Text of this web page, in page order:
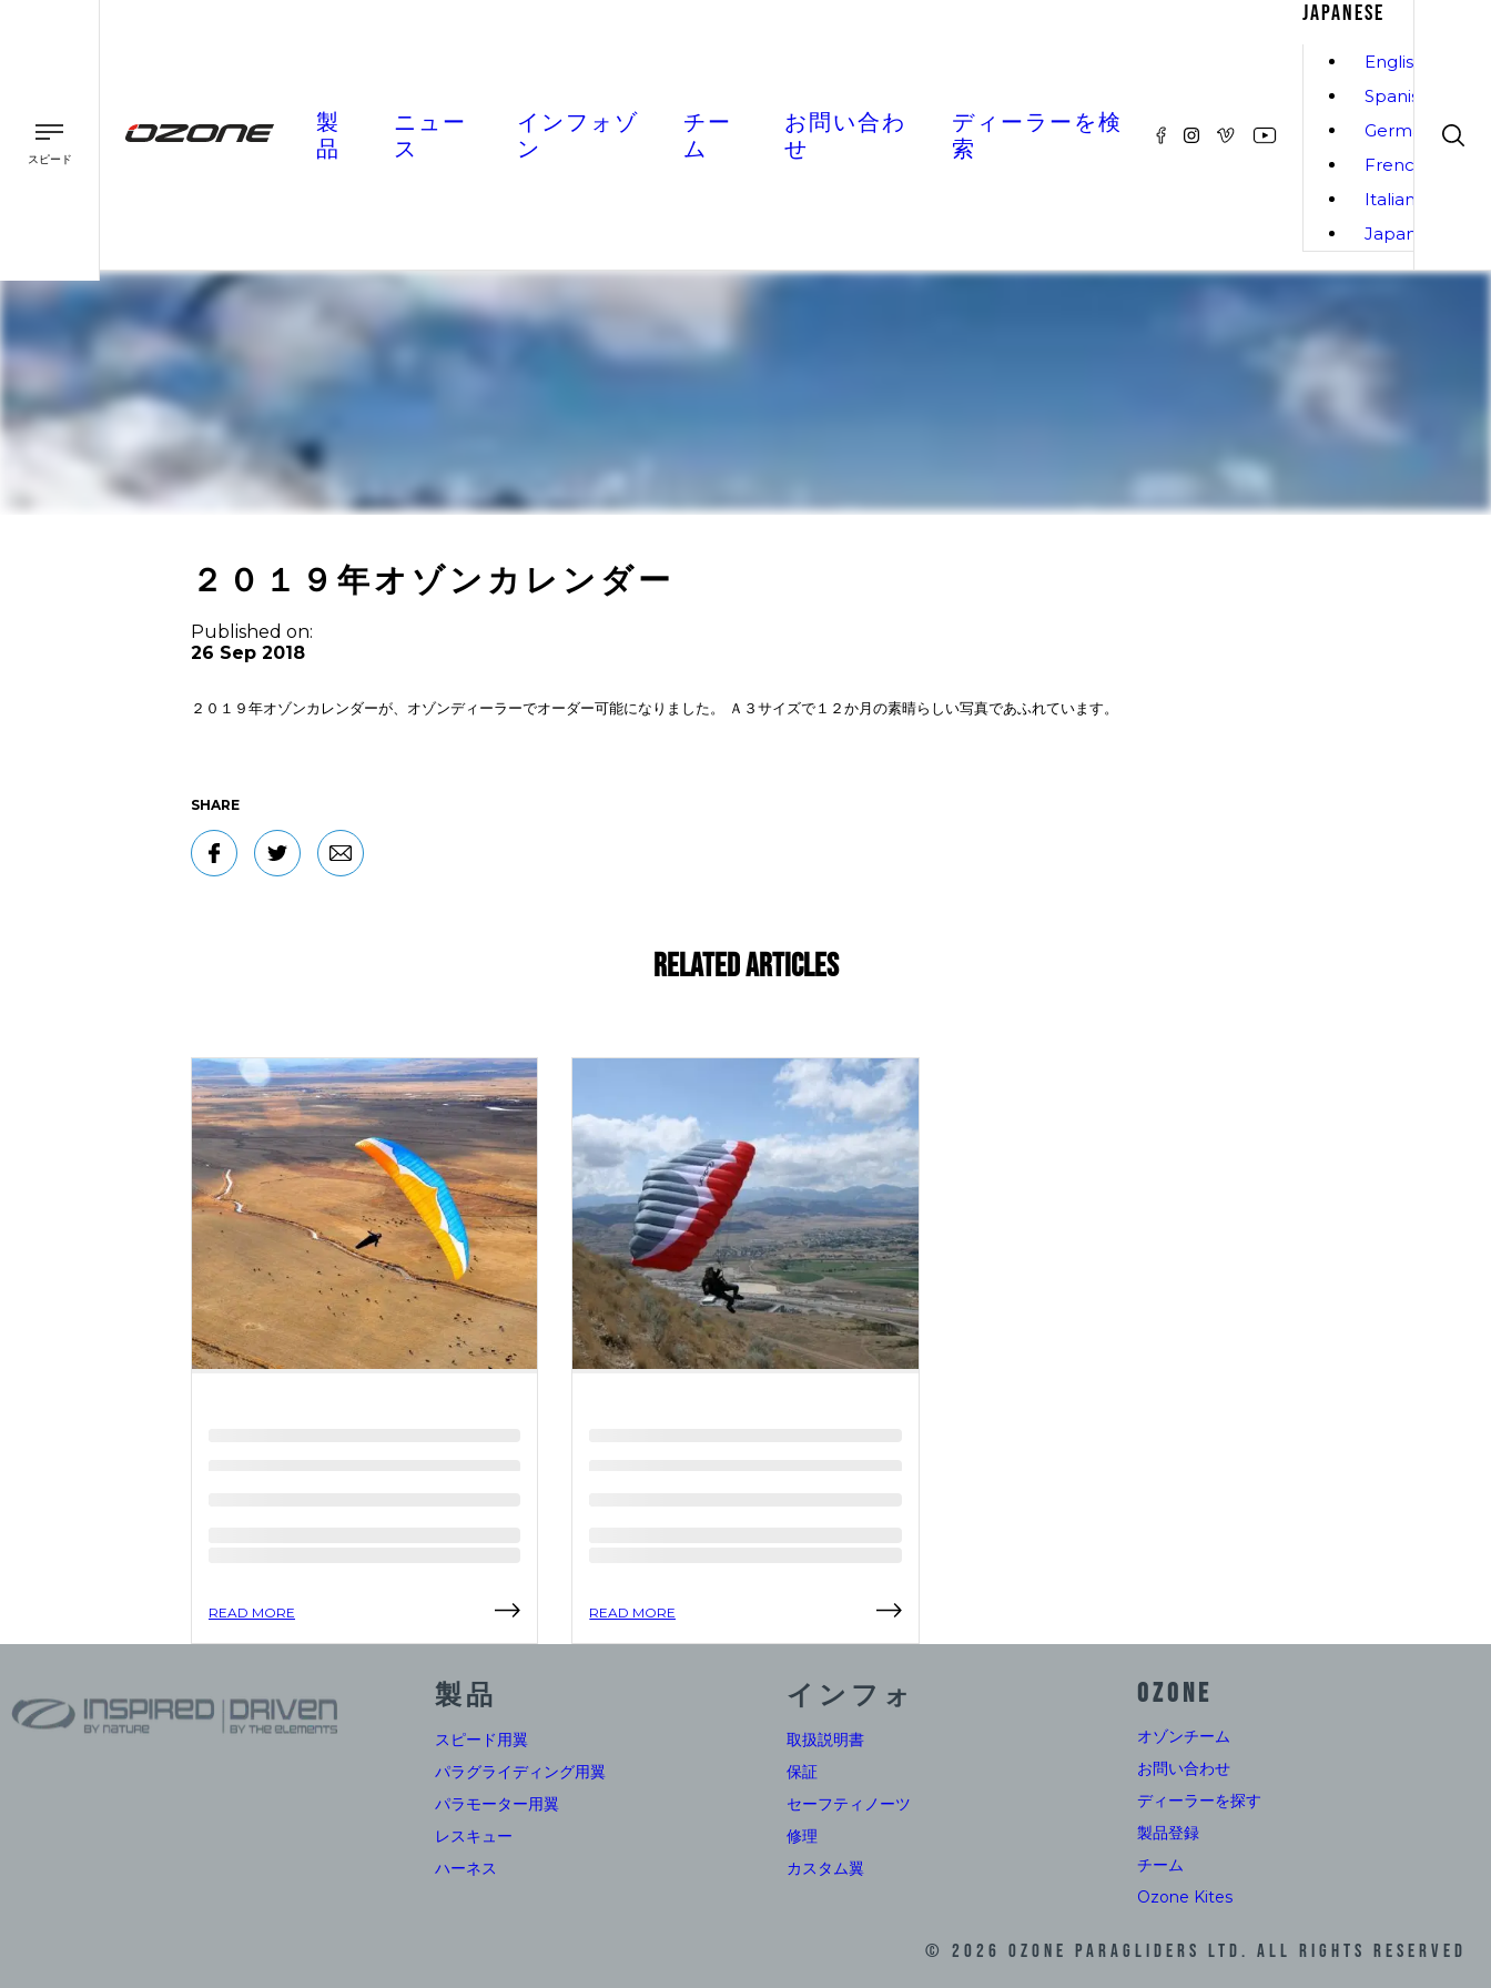
スピード
製
品
ニュー
ス
インフォゾ
ン
チー
ム
お問い合わ
せ
ディーラーを検
索
JAPANESE
English
Spanish
German
French
Italian
Japanese
２０１９年オゾンカレンダー
Published on:
26 Sep 2018
２０１９年オゾンカレンダーが、オゾンディーラーでオーダー可能になりました。 Ａ３サイズで１２か月の素晴らしい写真であふれています。
SHARE
Related Articles
READ MORE READ MORE
製品
スピード用翼
パラグライディング用翼
パラモーター用翼
レスキュー
ハーネス
インフォ
取扱説明書
保証
セーフティノーツ
修理
カスタム翼
OZONE
オゾンチーム
お問い合わせ
ディーラーを探す
製品登録
チーム
Ozone Kites
© 2026 Ozone Paragliders LTD. All Rights Reserved